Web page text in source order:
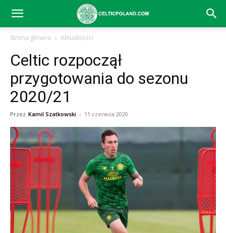
Celtic
Glasgow
aktualności
(transfery,
mecze,
Strona główna Aktualności
Celtic rozpoczął
przygotowania do sezonu
2020/21
Przez Kamil Szatkowski - 11 czerwca 2020